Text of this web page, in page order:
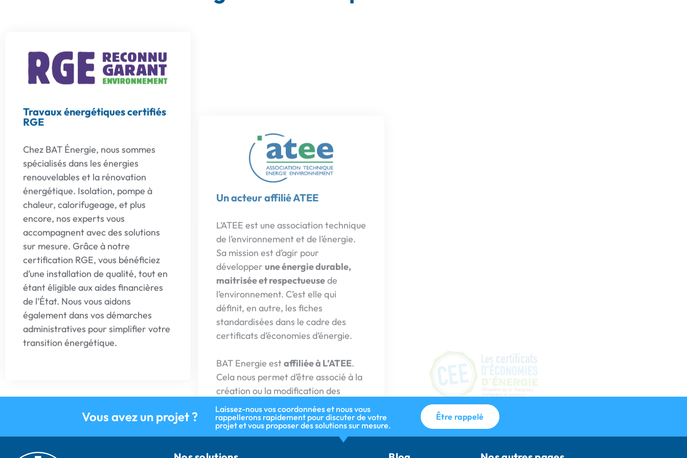
RGE
spécialisés dans les énergies
renouvelables et la rénovation
énergétique. Isolation, pompe à
chaleur, calorifugeage, et plus
encore, nos experts vous
accompagnent avec des solutions
sur mesure. Grâce à notre
certification RGE, vous bénéficiez
d’une installation de qualité, tout en
étant éligible aux aides financières
de l’État. Nous vous aidons
également dans vos démarches
administratives pour simplifier votre
transition énergétique.
de l’environnement et de l’énergie.
Sa mission est d’agir pour
développer
une énergie durable,
maitrisée et respectueuse
l’environnement. C’est elle qui
standardisées dans le cadre des
certificats d’économies d’énergie.
BAT Energie estaffiliée à L’ATEE
Cela nous permet d’être associé à la
création ou la modification des
fiches standardisées CEE. Cette
affiliation développe notre maitrise
des sujets d’économie d’énergie.
Vous avez un projet ?
Laissez-nous vos coordonnées et nous vous
rappellerons rapidement pour discuter de votre
projet et vous proposer des solutions sur mesure.
Être rappelé